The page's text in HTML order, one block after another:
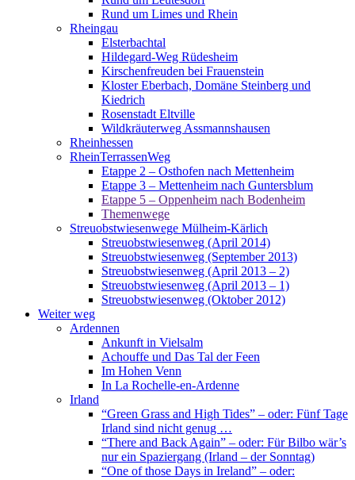
Rund um Limes und Rhein
Rheingau
Elsterbachtal
Hildegard-Weg Rüdesheim
Kirschenfreuden bei Frauenstein
Kloster Eberbach, Domäne Steinberg und
Kiedrich
Rosenstadt Eltville
Wildkräuterweg Assmannshausen
Rheinhessen
RheinTerrassenWeg
Etappe 2 – Osthofen nach Mettenheim
Etappe 3 – Mettenheim nach Guntersblum
Etappe 5 – Oppenheim nach Bodenheim
Themenwege
Streuobstwiesenwege Mülheim-Kärlich
Streuobstwiesenweg (April 2014)
Streuobstwiesenweg (September 2013)
Streuobstwiesenweg (April 2013 – 2)
Streuobstwiesenweg (April 2013 – 1)
Streuobstwiesenweg (Oktober 2012)
Weiter weg
Ardennen
Ankunft in Vielsalm
Achouffe und Das Tal der Feen
Im Hohen Venn
In La Rochelle-en-Ardenne
Irland
“Green Grass and High Tides” – oder: Fünf Tage
Irland sind nicht genug …
“There and Back Again” – oder: Für Bilbo wär’s
nur ein Spaziergang (Irland – der Sonntag)
“One of those Days in Ireland” – oder: